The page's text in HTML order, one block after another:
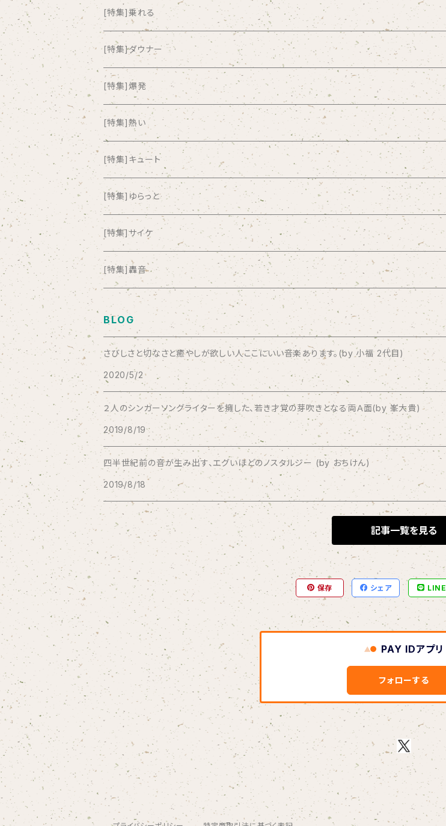
ALKASILKA
all about paradise
ALL ITEM 10 TIMES
Amia Calva
Amsterdamned
ANYO
And Summer Club
anticlockwise
Aysula
Bad Operation
Bagus!
BBBBBBB
The BEG
The Beths
THE BLACK SHANSONS
BLONDnewHALF
Blondy
BOAR HUNTER
bud&harbor
Bulbs Of Passion
B玉
Calme Adiction
CANDY
[特集]乗れる
[特集]ダウナー
[特集]爆発
[特集]熱い
[特集]キュート
[特集]ゆらっと
[特集]サイケ
[特集]轟音
BLOG
さびしさと切なさと癒やしが欲しい人ここにいい音楽あります。(by 小福 2代目)
2020/5/2
２人のシンガーソングライターを擁した、若き才覚の芽吹きとなる両Ａ面(by 峯大貴)
2019/8/19
四半世紀前の音が生み出す、エグいほどのノスタルジー (by おちけん)
2019/8/18
記事一覧を見る
保存 シェア LINE
PAY IDアプリ
フォローする